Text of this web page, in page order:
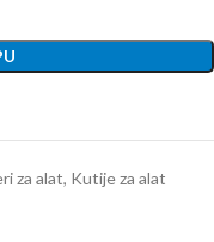
za alat, Kutije za alat